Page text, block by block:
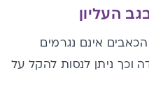
העליון
אינם נגרמים
וכך ניתן לנסות להקל על